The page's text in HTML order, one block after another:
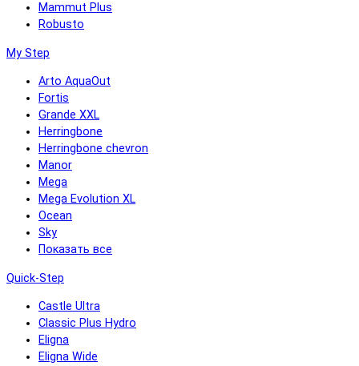
Mammut Plus
Robusto
My Step
Arto AquaOut
Fortis
Grande XXL
Herringbone
Herringbone chevron
Manor
Mega
Mega Evolution XL
Ocean
Sky
Показать все
Quick-Step
Castle Ultra
Classic Plus Hydro
Eligna
Eligna Wide